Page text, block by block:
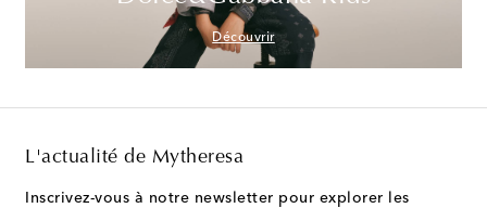
Découvrir
L'actualité de Mytheresa
Inscrivez-vous à notre newsletter pour explorer les